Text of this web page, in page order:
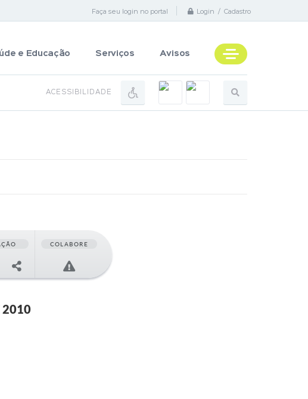
Faça seu login no portal Login / Cadastro
e Educação Serviços Avisos
ACESSIBILIDADE
COLABORE
2010